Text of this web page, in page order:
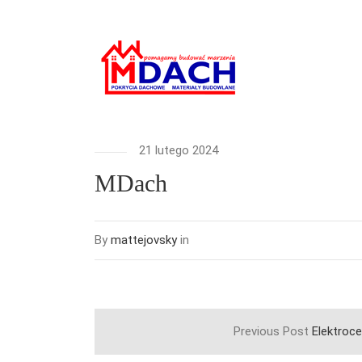
21 lutego 2024
MDach
By mattejovsky in
Previous Post